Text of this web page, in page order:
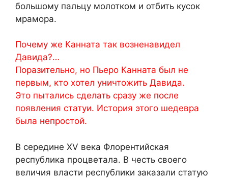
большому пальцу молотком и отбить кусок
мрамора.
Почему же Канната так возненавидел
Давида?…
Поразительно, но Пьеро Канната был не
первым, кто хотел уничтожить Давида.
Это пытались сделать сразу же после
появления статуи. История этого шедевра
была непростой.
В середине XV века Флорентийская
республика процветала. В честь своего
величия власти республики заказали статую